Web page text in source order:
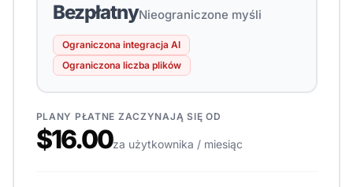
BezpłatnyNieograniczone myśli
Ograniczona integracja AI
Ograniczona liczba plików
PLANY PŁATNE ZACZYNAJĄ SIĘ OD
$16.00za użytkownika / miesiąc